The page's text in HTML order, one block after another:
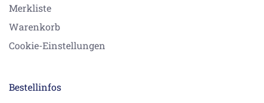
Merkliste
Warenkorb
Cookie-Einstellungen
Bestellinfos